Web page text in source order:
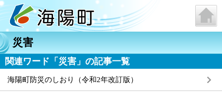
災害
関連ワード「災害」の記事一覧
海陽町防災のしおり（令和2年改訂版）